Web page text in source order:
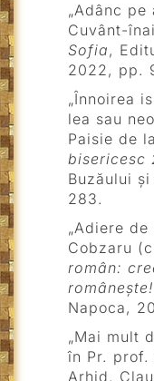
„Adânc pe
Cuvânt-
Sofia,
2022, pp.
„Înnoirea
lea sau
Paisie de
bisericesc
Buzăului
283.
„Adiere
Cobzaru
român:
românește!
Napoca,
„Mai mult
în Pr. prof.
Arhid.